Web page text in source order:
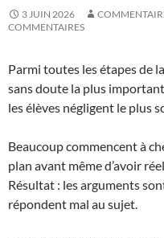
3 JUIN 2026
COMMENTAIRES
Parmi toutes les étapes de
sans doute la plus
les élèves négligent le plus
Beaucoup commencent à
plan avant même d’avoir
Résultat : les arguments
répondent mal au sujet.